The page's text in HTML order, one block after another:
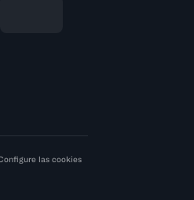
las cookies